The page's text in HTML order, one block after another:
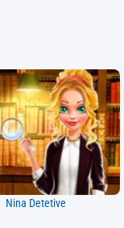
Nina Detetive